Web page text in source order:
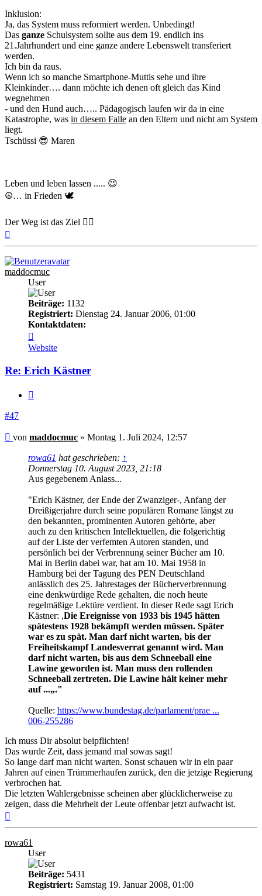
Inklusion:
Ja, das System muss reformiert werden. Unbedingt!
Das ganze Schulsystem sollte aus dem 19. endlich ins
21.Jahrhundert und eine ganze andere Lebenswelt transferiert
werden.
Ich bin da raus.
Wenn ich so manche Smartphone-Muttis sehe und ihre
Kleinkinder…. dann möchte ich denen oft gleich das Kind
wegnehmen
- und den Hund auch….. Pädagogisch laufen wir da in eine
Katastrophe, was in diesem Falle an den Eltern und nicht am System
liegt.
Tschüssi 😎 Maren
Leben und leben lassen ..... 😉
☮️… in Frieden 🕊
Der Weg ist das Ziel 🚵‍♂️
maddocmuc
User
Beiträge: 1132
Registriert: Dienstag 24. Januar 2006, 01:00
Kontaktdaten:
von
maddocmuc
Website
Re: Erich Kästner
#47
Beitrag
von maddocmuc » Montag 1. Juli 2024, 12:57
rowa61 hat geschrieben: ↑
Donnerstag 10. August 2023, 21:18
Aus gegebenem Anlass...
"Erich Kästner, der Ende der Zwanziger-, Anfang der
Dreißigerjahre durch seine populären Romane längst zu
den bekannten, prominenten Autoren gehörte, aber
auch zu den kritischen Intellektuellen, die folgerichtig
auf der Liste der verfemten Autoren standen, und
persönlich bei der Verbrennung seiner Bücher am 10.
Mai in Berlin dabei war, hat am 10. Mai 1958 in
Hamburg bei der Tagung des PEN Deutschland
anlässlich des 25. Jahrestages der Bücherverbrennung
eine denkwürdige Rede gehalten, die noch heute
regelmäßige Lektüre verdient. In dieser Rede sagt Erich
Kästner: ,Die Ereignisse von 1933 bis 1945 hätten
spätestens 1928 bekämpft werden müssen. Später
war es zu spät. Man darf nicht warten, bis der
Freiheitskampf Landesverrat genannt wird. Man
darf nicht warten, bis aus dem Schneeball eine
Lawine geworden ist. Man muss den rollenden
Schneeball zertreten. Die Lawine hält keiner mehr
auf ...„."
Quelle: https://www.bundestag.de/parlament/prae ...
006-255286
Ich muss Dir absolut beipflichten!
Das wurde Zeit, dass jemand mal sowas sagt!
So lange darf man nicht warten. Sonst schauen wir in ein paar
Jahren auf einen Trümmerhaufen zurück, den die jetzige Regierung
verbrochen hat.
Die letzten Wahlergebnisse scheinen aber glücklicherweise zu
zeigen, dass die Mehrheit der Leute offenbar jetzt aufwacht ist.
rowa61
User
Beiträge: 5431
Registriert: Samstag 19. Januar 2008, 01:00